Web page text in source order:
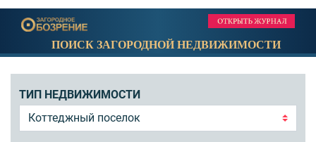
ПОИСК ЗАГОРОДНОЙ НЕДВИЖИМОСТИ
ТИП НЕДВИЖИМОСТИ